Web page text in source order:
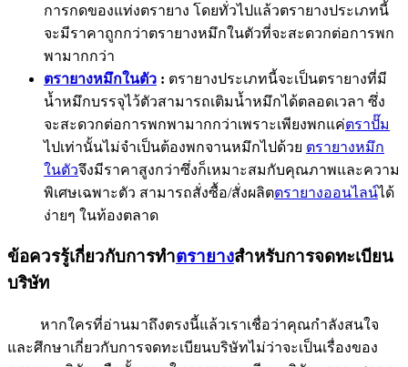
การกดของแท่งตรายาง โดยทั่วไปแล้วตรายางประเภทนี้
จะมีราคาถูกกว่าตรายางหมึกในตัวที่จะสะดวกต่อการพก
พามากกว่า
ตรายางหมึกในตัว : ตรายางประเภทนี้จะเป็นตรายางที่มี
น้ำหมึกบรรจุไว้ตัวสามารถเติมน้ำหมึกได้ตลอดเวลา ซึ่ง
จะสะดวกต่อการพกพามากกว่าเพราะเพียงพกแค่ตราปั๊ม
ไปเท่านั้นไม่จำเป็นต้องพกจานหมึกไปด้วย ตรายางหมึก
ในตัวจึงมีราคาสูงกว่าซึ่งก็เหมาะสมกับคุณภาพและความ
พิเศษเฉพาะตัว สามารถสั่งซื้อ/สั่งผลิตตรายางออนไลน์ได้
ง่ายๆ ในท้องตลาด
ข้อควรรู้เกี่ยวกับการทำตรายางสำหรับการจดทะเบียน
บริษัท
หากใครที่อ่านมาถึงตรงนี้แล้วเราเชื่อว่าคุณกำลังสนใจ
และศึกษาเกี่ยวกับการจดทะเบียนบริษัทไม่ว่าจะเป็นเรื่องของ